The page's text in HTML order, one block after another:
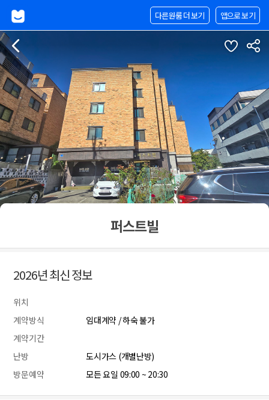
앱으로 보기
다른원룸 더 보기
퍼스트빌
2026년 최신 정보
위치
계약방식
임대계약 / 하숙 불가
계약기간
난방
도시가스 (개별난방)
방문예약
모든 요일 09:00 ~ 20:30